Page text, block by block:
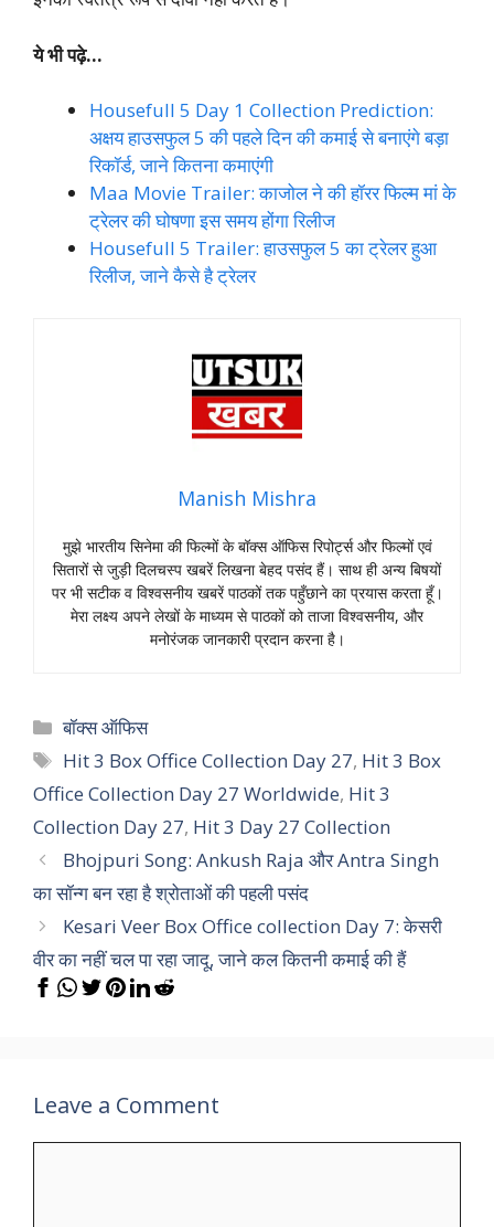
ये भी पढ़े…
Housefull 5 Day 1 Collection Prediction:
अक्षय हाउसफुल 5 की पहले दिन की कमाई से बनाएंगे बड़ा
रिकॉर्ड, जाने कितना कमाएंगी
Maa Movie Trailer: काजोल ने की हॉरर फिल्म मां के
ट्रेलर की घोषणा इस समय होंगा रिलीज
Housefull 5 Trailer: हाउसफुल 5 का ट्रेलर हुआ
रिलीज, जाने कैसे है ट्रेलर
Manish Mishra
मुझे भारतीय सिनेमा की फिल्मों के बॉक्स ऑफिस रिपोर्ट्स और फिल्मों एवं
सितारों से जुड़ी दिलचस्प खबरें लिखना बेहद पसंद हैं। साथ ही अन्य बिषयों
पर भी सटीक व विश्वसनीय खबरें पाठकों तक पहुँछाने का प्रयास करता हूँ।
मेरा लक्ष्य अपने लेखों के माध्यम से पाठकों को ताजा विश्वसनीय, और
मनोरंजक जानकारी प्रदान करना है।
Categories
बॉक्स ऑफिस
Tags
Hit 3 Box Office Collection Day 27, Hit 3 Box
Office Collection Day 27 Worldwide, Hit 3
Collection Day 27, Hit 3 Day 27 Collection
Bhojpuri Song: Ankush Raja और Antra Singh
का सॉन्ग बन रहा है श्रोताओं की पहली पसंद
Kesari Veer Box Office collection Day 7: केसरी
वीर का नहीं चल पा रहा जादू, जाने कल कितनी कमाई की हैं
Leave a Comment